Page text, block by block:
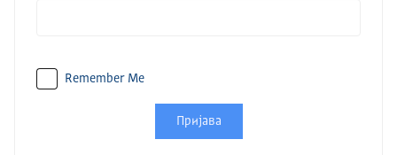
Remember Me
Пријава